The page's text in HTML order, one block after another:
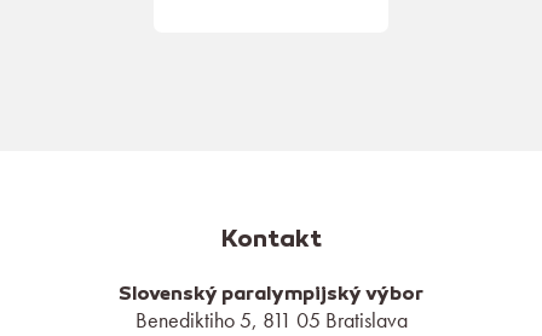
Kontakt
Slovenský paralympijský výbor
Benediktiho 5, 811 05 Bratislava